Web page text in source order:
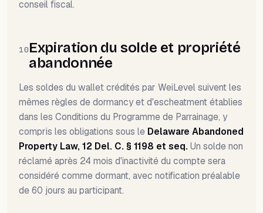
conseil fiscal.
10Expiration du solde et propriété
abandonnée
Les soldes du wallet crédités par WeiLevel suivent les
mêmes règles de dormancy et d'escheatment établies
dans les Conditions du Programme de Parrainage, y
compris les obligations sous le Delaware Abandoned
Property Law, 12 Del. C. § 1198 et seq. Un solde non
réclamé après 24 mois d'inactivité du compte sera
considéré comme dormant, avec notification préalable
de 60 jours au participant.